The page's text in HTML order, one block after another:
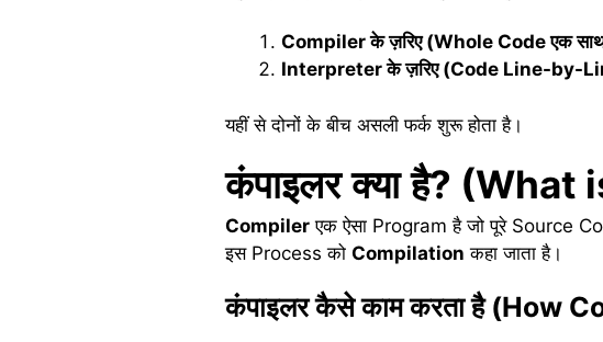
Compilerकेज़रिए (Whole Codeएक
Interpreterकेज़रिए (Code Line-by-
यहीं से दोनों के बीच असली फर्क शुरू होता है।
कंपाइलर क्या है? (What
Compiler एक ऐसा Program है जो पूरे Source
इस Process को Compilation कहा जाता है।
कंपाइलर कैसे काम करता है (How